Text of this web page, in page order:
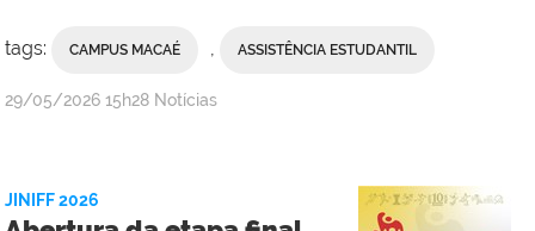
tags: CAMPUS MACAÉ ASSISTÊNCIA ESTUDANTIL
por
Campus
publicado
29/05/2026 15h28 Notícias
JINIFF 2026